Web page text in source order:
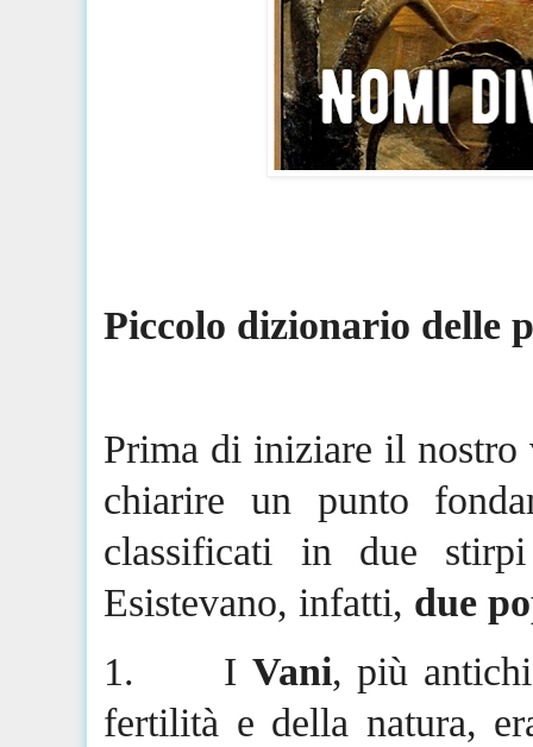
Piccolo dizionario delle
Prima di iniziare il nostro
chiarire un punto
classificati in due
Esistevano, infatti, due
1.
I Vani, più
fertilità e della natura,